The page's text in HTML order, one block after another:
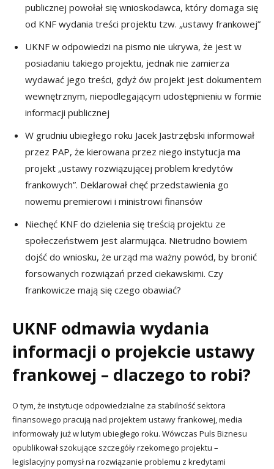
publicznej powołał się wnioskodawca, który domaga się
od KNF wydania treści projektu tzw. „ustawy frankowej”
UKNF w odpowiedzi na pismo nie ukrywa, że jest w
posiadaniu takiego projektu, jednak nie zamierza
wydawać jego treści, gdyż ów projekt jest dokumentem
wewnętrznym, niepodlegającym udostępnieniu w formie
informacji publicznej
W grudniu ubiegłego roku Jacek Jastrzębski informował
przez PAP, że kierowana przez niego instytucja ma
projekt „ustawy rozwiązującej problem kredytów
frankowych”. Deklarował chęć przedstawienia go
nowemu premierowi i ministrowi finansów
Niechęć KNF do dzielenia się treścią projektu ze
społeczeństwem jest alarmująca. Nietrudno bowiem
dojść do wniosku, że urząd ma ważny powód, by bronić
forsowanych rozwiązań przed ciekawskimi. Czy
frankowicze mają się czego obawiać?
UKNF odmawia wydania
informacji o projekcie ustawy
frankowej – dlaczego to robi?
O tym, że instytucje odpowiedzialne za stabilność sektora
finansowego pracują nad projektem ustawy frankowej, media
informowały już w lutym ubiegłego roku. Wówczas Puls Biznesu
opublikował szokujące szczegóły rzekomego projektu –
legislacyjny pomysł na rozwiązanie problemu z kredytami